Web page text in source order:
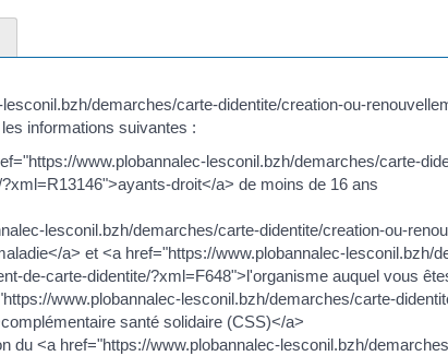
demarches/carte-didentite/creation-ou-
informations suivantes :
www.plobannalec-lesconil.bzh/demarches/carte-
droit</a> de moins de 16 ans
lesconil.bzh/demarches/carte-didentite/creation-ou-
a> et <a href="https://www.plobannalec-lesconil.bzh/
de-carte-didentite/?xml=F648">l'organisme auquel vous
www.plobannalec-lesconil.bzh/demarches/carte-
santé solidaire (CSS)</a>
du <a href="https://www.plobannalec-lesconil.bzh/